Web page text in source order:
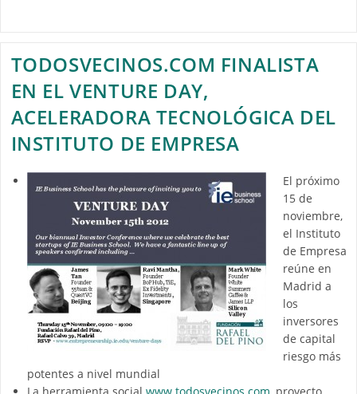
TODOSVECINOS.COM FINALISTA
EN EL VENTURE DAY,
ACELERADORA TECNOLÓGICA DEL
INSTITUTO DE EMPRESA
El próximo
15 de
noviembre,
el Instituto
de Empresa
reúne en
Madrid a
los
inversores
de capital
riesgo más
potentes a nivel mundial